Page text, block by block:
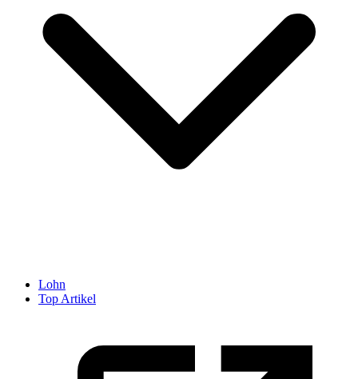
Lohn
Top Artikel